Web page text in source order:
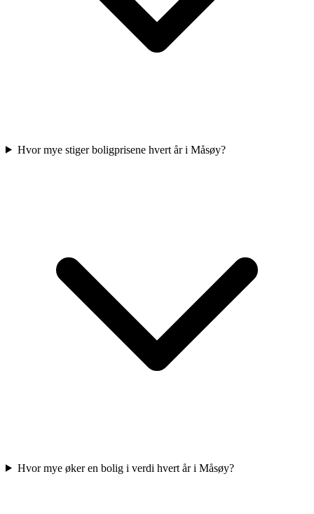
Hvor mye stiger boligprisene hvert år i Måsøy?
Hvor mye øker en bolig i verdi hvert år i Måsøy?